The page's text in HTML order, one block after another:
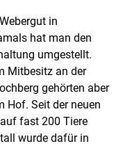
in
hat man den
umgestellt.
Mitbesitz an der
gehörten aber
Hof. Seit der neuen
fast 200 Tiere
wurde dafür in